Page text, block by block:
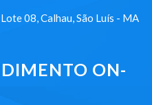
08, Calhau, São Luís - MA
ON-